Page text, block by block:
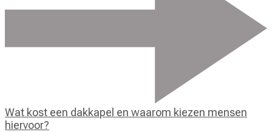
Wat kost een dakkapel en waarom kiezen mensen
hiervoor?